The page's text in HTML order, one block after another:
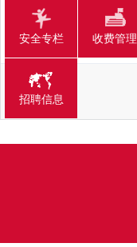
安全专栏 收费管理
招聘信息